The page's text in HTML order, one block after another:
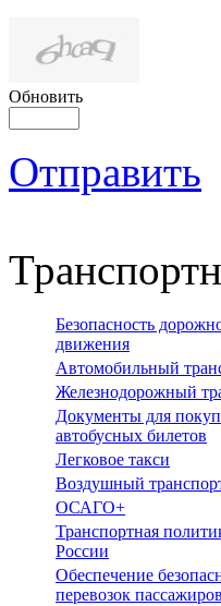
Обновить
Отправить
Безопасность
движения
Автомобильный
Железнодорожный
Документы для
автобусных билетов
Легковое такси
Воздушный
ОСАГО+
Транспортная
России
Обеспечение
перевозок пассажиров